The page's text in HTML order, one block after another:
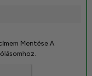
Mentése A